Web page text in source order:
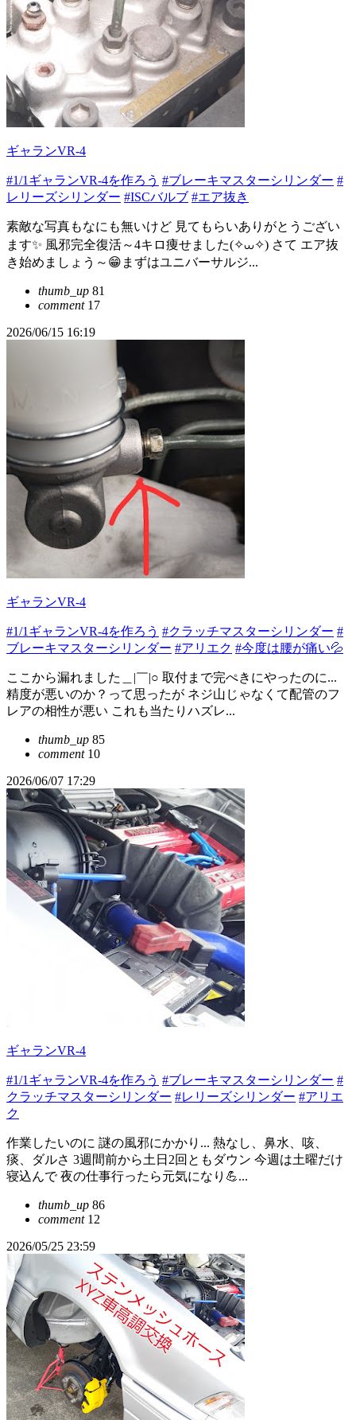
ギャランVR-4
#1/1ギャランVR-4を作ろう #ブレーキマスターシリンダー #
レリーズシリンダー #ISCバルブ #エア抜き
素敵な写真もなにも無いけど 見てもらいありがとうござい
ます✨ 風邪完全復活～4キロ痩せました(✧⩊✧) さて エア抜
き始めましょう～😁まずはユニバーサルジ...
thumb_up 81
comment17
2026/06/15 16:19
ギャランVR-4
#1/1ギャランVR-4を作ろう #クラッチマスターシリンダー #
ブレーキマスターシリンダー #アリエク #今度は腰が痛い💦
ここから漏れました＿|￣|○ 取付まで完ぺきにやったのに...
精度が悪いのか？って思ったが ネジ山じゃなくて配管のフ
レアの相性が悪い これも当たりハズレ...
thumb_up 85
comment10
2026/06/07 17:29
ギャランVR-4
#1/1ギャランVR-4を作ろう #ブレーキマスターシリンダー #
クラッチマスターシリンダー #レリーズシリンダー #アリエ
ク
作業したいのに 謎の風邪にかかり... 熱なし、鼻水、咳、
痰、ダルさ 3週間前から土日2回ともダウン 今週は土曜だけ
寝込んで 夜の仕事行ったら元気になり💪...
thumb_up 86
comment12
2026/05/25 23:59